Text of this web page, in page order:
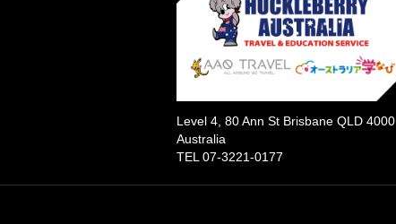
Level 4, 80 Ann St Brisbane QLD 4000
Australia
TEL 07-3221-0177